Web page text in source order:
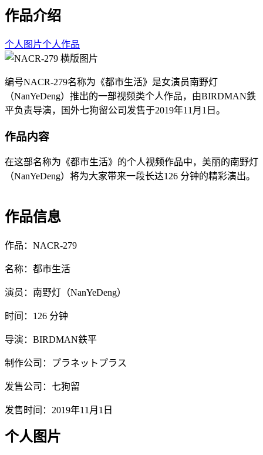
作品介绍
个人图片个人作品
编号NACR-279名称为《都市生活》是女演员南野灯
（NanYeDeng）推出的一部视频类个人作品，由BIRDMAN鉄
平负责导演，国外七狗留公司发售于2019年11月1日。
作品内容
在这部名称为《都市生活》的个人视频作品中，美丽的南野灯
（NanYeDeng）将为大家带来一段长达126 分钟的精彩演出。
作品信息
作品：NACR-279
名称：都市生活
演员：南野灯（NanYeDeng）
时间：126 分钟
导演：BIRDMAN鉄平
制作公司：プラネットプラス
发售公司：七狗留
发售时间：2019年11月1日
个人图片